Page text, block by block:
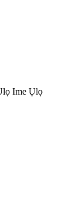
Ime Ụlọ